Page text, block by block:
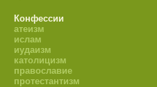
Конфессии
атеизм
ислам
иудаизм
католицизм
православие
протестантизм